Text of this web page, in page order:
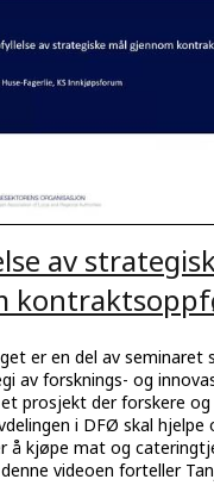
av
er en del av seminaret
av forsknings- og
prosjekt der forskere og
i DFØ skal hjelpe
å kjøpe mat og
videoen forteller